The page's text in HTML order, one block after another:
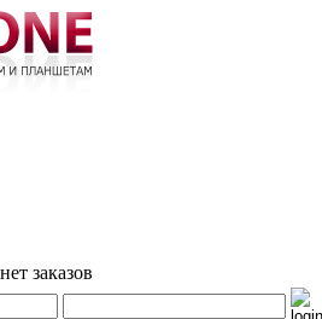
нет заказов